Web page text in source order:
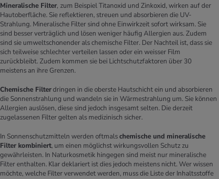
Mineralische Filter, zum Beispiel Titanoxid und Zinkoxid, wirken auf der
Hautoberfläche. Sie reflektieren, streuen und absorbieren die UV-
Strahlung. Mineralische Filter sind ohne Einwirkzeit sofort wirksam. Sie
sind besser verträglich und lösen weniger häufig Allergien aus. Zudem
sind sie umweltschonender als chemische Filter. Der Nachteil ist, dass sie
sich teilweise schlechter verteilen lassen oder ein weisser Film
zurückbleibt. Zudem kommen sie bei Lichtschutzfaktoren über 30
meistens an ihre Grenzen.
Chemische Filterdringen in die oberste Hautschicht ein und absorbieren
die Sonnenstrahlung und wandeln sie in Wärmestrahlung um. Sie können
Allergien auslösen, diese sind jedoch insgesamt selten. Die derzeit
zugelassenen Filter gelten als medizinisch sicher.
In Sonnenschutzmitteln werden oftmalschemische und mineralische
Filter kombiniert, um einen möglichst wirkungsvollen Schutz zu
gewährleisten. In Naturkosmetik hingegen sind meist nur mineralische
Filter enthalten. Klar deklariert ist dies jedoch meistens nicht. Wer wissen
möchte, welche Filter verwendet werden, muss die Liste der Inhaltsstoffe